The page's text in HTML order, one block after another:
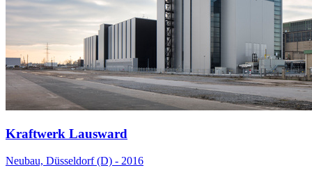
Kraftwerk Lausward
Neubau, Düsseldorf (D) - 2016